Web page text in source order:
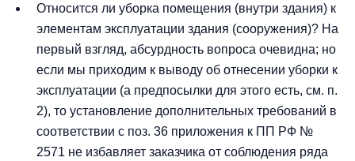
Относится ли уборка помещения (внутри здания) к
элементам эксплуатации здания (сооружения)? На
первый взгляд, абсурдность вопроса очевидна; но
если мы приходим к выводу об отнесении уборки к
эксплуатации (а предпосылки для этого есть, см. п.
2), то установление дополнительных требований в
соответствии с поз. 36 приложения к ПП РФ №
2571 не избавляет заказчика от соблюдения ряда